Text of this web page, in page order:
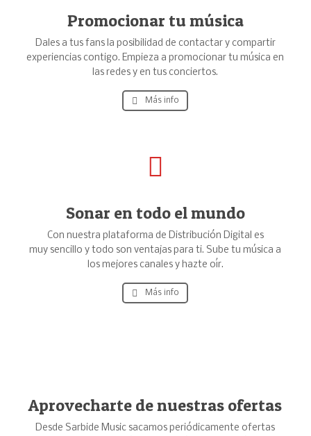
Promocionar tu música
Dales a tus fans la posibilidad de contactar y compartir
experiencias contigo. Empieza a promocionar tu música en
las redes y en tus conciertos.
Más info
Sonar en todo el mundo
Con nuestra plataforma de Distribución Digital es
muy sencillo y todo son ventajas para ti. Sube tu música a
los mejores canales y hazte oír.
Más info
Aprovecharte de nuestras ofertas
Desde Sarbide Music sacamos periódicamente ofertas